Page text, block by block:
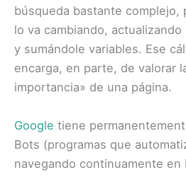
búsqueda bastante complejo,
lo va cambiando, actualizando
y sumándole variables. Ese
encarga, en parte, de valorar
importancia» de una página.
Google tiene
Bots (programas que
navegando continuamente en